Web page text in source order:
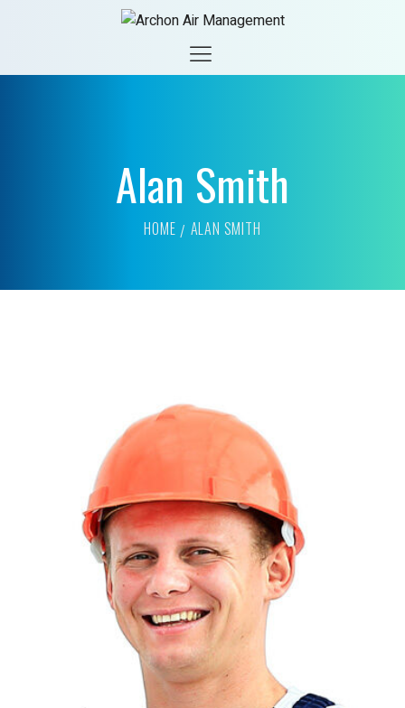
Alan Smith
HOME ALAN SMITH